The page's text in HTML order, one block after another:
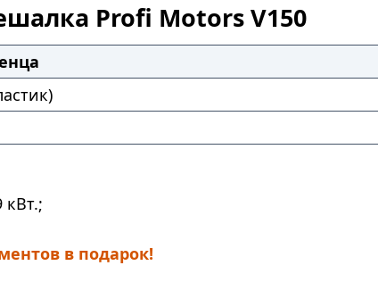
Profi Motors V150
кВт.;
в подарок!